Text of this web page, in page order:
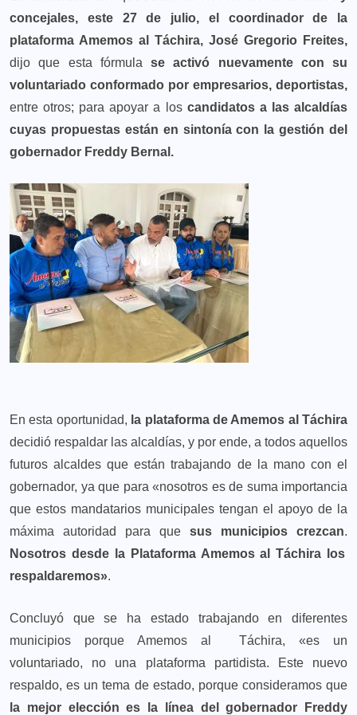
concejales, este 27 de julio,
el coordinador de la
plataforma Amemos al Táchira, José Gregorio Freites,
dijo que esta fórmula se activó nuevamente con su
voluntariado conformado por empresarios, deportistas,
entre otros; para apoyar a los candidatos a las alcaldías
cuyas propuestas están en sintonía con la gestión del
gobernador Freddy Bernal.
En esta oportunidad, la plataforma de Amemos al Táchira
decidió respaldar las alcaldías, y por ende, a todos aquellos
futuros alcaldes que están trabajando de la mano con el
gobernador, ya que para «nosotros es de suma importancia
que estos mandatarios municipales tengan el apoyo de la
máxima autoridad para que sus municipios crezcan.
Nosotros desde la Plataforma Amemos al Táchira los
respaldaremos».
Concluyó que se ha estado trabajando en diferentes
municipios porque Amemos al Táchira, «es un
voluntariado, no una plataforma partidista. Este nuevo
respaldo, es un tema de estado, porque consideramos que
la mejor elección es la línea del gobernador Freddy